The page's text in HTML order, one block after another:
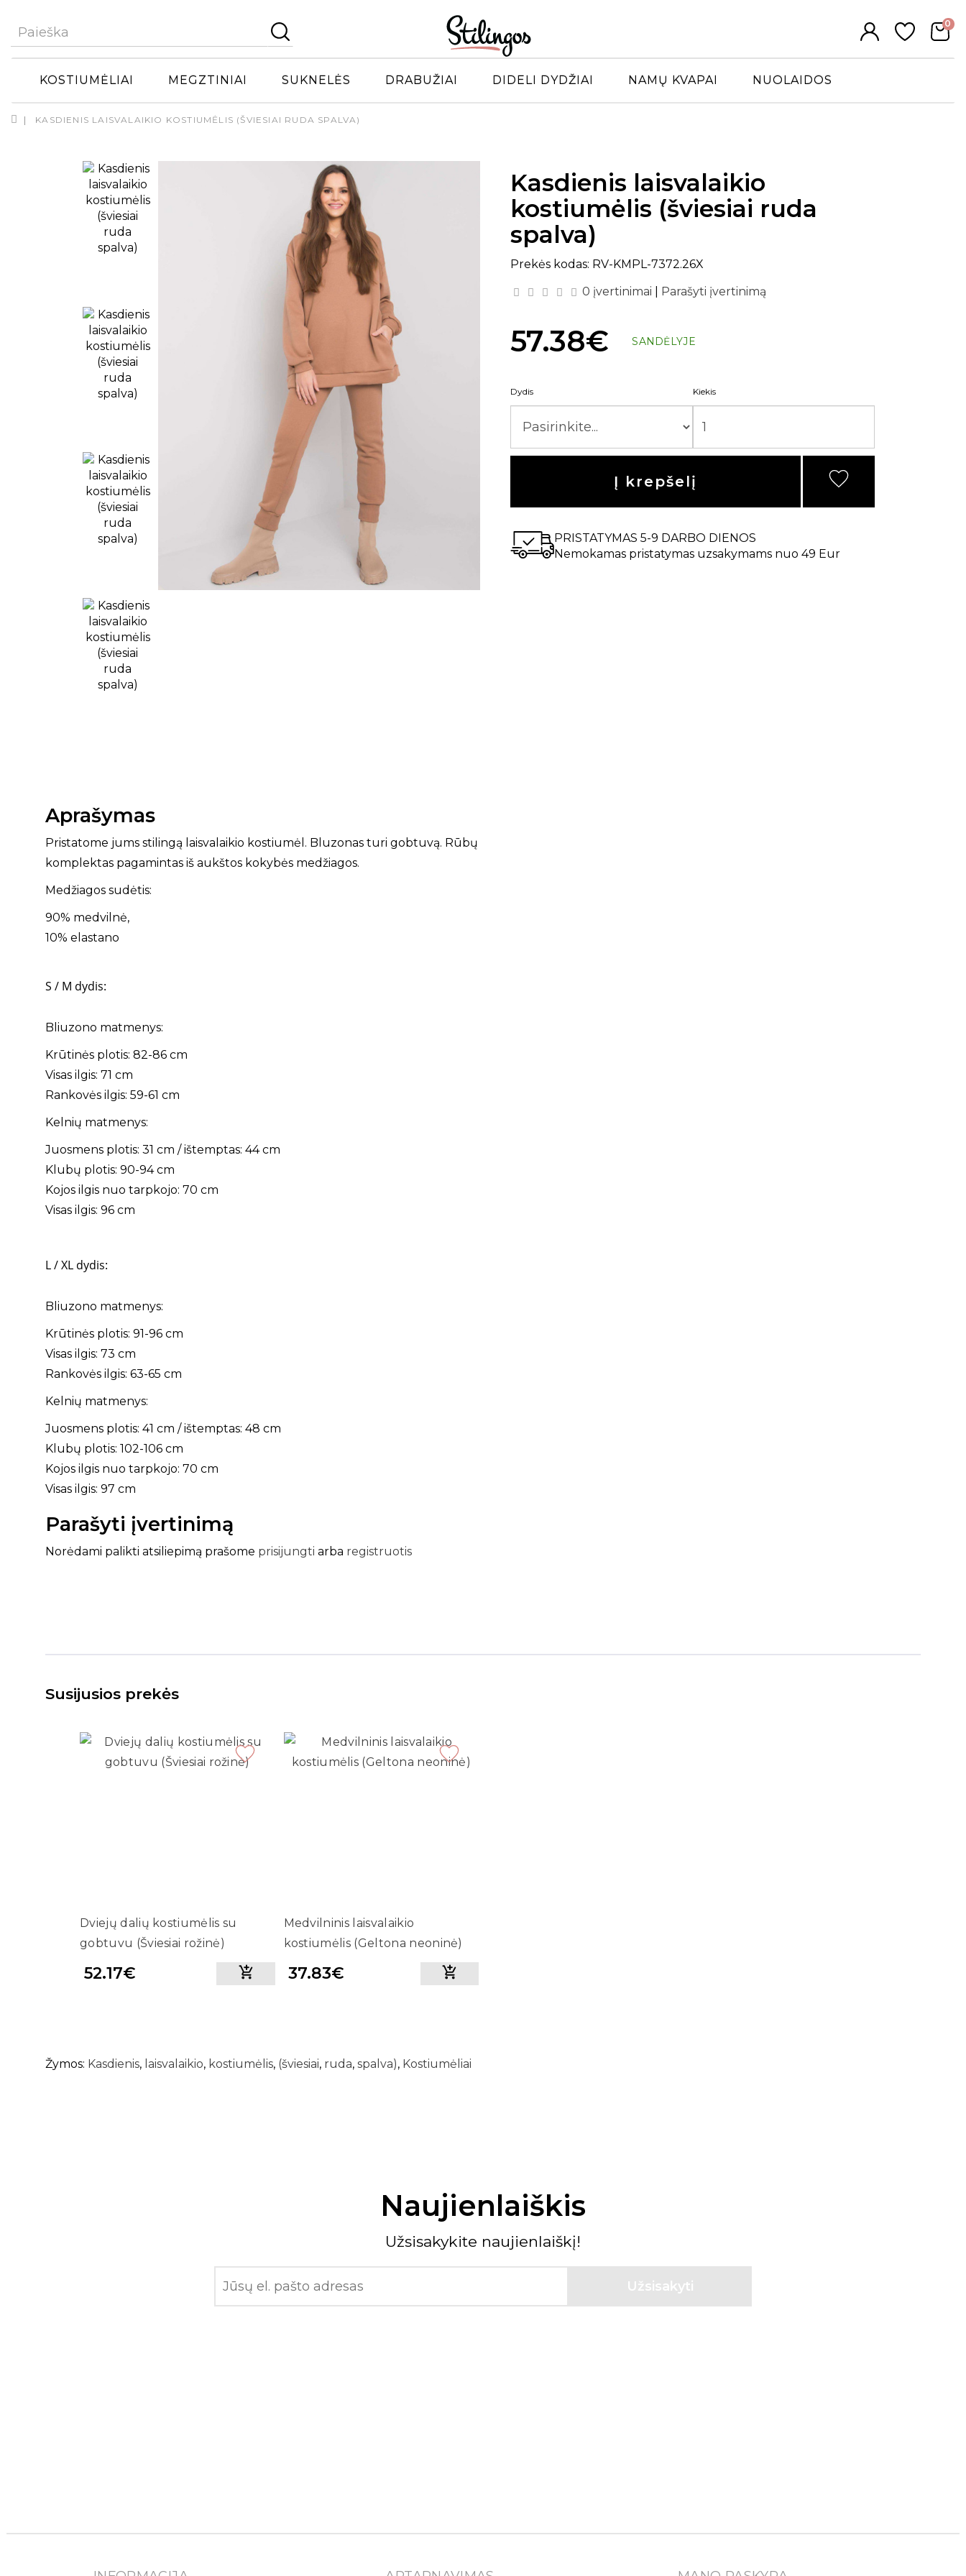
0
KOSTIUMĖLIAI MEGZTINIAI SUKNELĖS DRABUŽIAI DIDELI DYDŽIAI NAMŲ KVAPAI NUOLAIDOS
KASDIENIS LAISVALAIKIO KOSTIUMĖLIS (ŠVIESIAI RUDA SPALVA)
Kasdienis laisvalaikio
kostiumėlis (šviesiai ruda
spalva)
Prekės kodas: RV-KMPL-7372.26X
0 įvertinimai
Parašyti įvertinimą
57.38€ SANDĖLYJE
Dydis Kiekis
Į krepšelį
PRISTATYMAS 5-9 DARBO DIENOS
Nemokamas pristatymas uzsakymams nuo 49 Eur
Aprašymas
Pristatome jums stilingą laisvalaikio kostiumėl. Bluzonas turi gobtuvą. Rūbų
komplektas pagamintas iš aukštos kokybės medžiagos.
Medžiagos sudėtis:
90% medvilnė,
10% elastano
S / M dydis:
Bliuzono matmenys:
Krūtinės plotis: 82-86 cm
Visas ilgis: 71 cm
Rankovės ilgis: 59-61 cm
Kelnių matmenys:
Juosmens plotis: 31 cm / ištemptas: 44 cm
Klubų plotis: 90-94 cm
Kojos ilgis nuo tarpkojo: 70 cm
Visas ilgis: 96 cm
L / XL dydis:
Bliuzono matmenys:
Krūtinės plotis: 91-96 cm
Visas ilgis: 73 cm
Rankovės ilgis: 63-65 cm
Kelnių matmenys:
Juosmens plotis: 41 cm / ištemptas: 48 cm
Klubų plotis: 102-106 cm
Kojos ilgis nuo tarpkojo: 70 cm
Visas ilgis: 97 cm
Parašyti įvertinimą
Norėdami palikti atsiliepimą prašome prisijungti arba registruotis
Susijusios prekės
Dviejų dalių kostiumėlis su
gobtuvu (Šviesiai rožinė)
52.17€
Medvilninis laisvalaikio
kostiumėlis (Geltona neoninė)
37.83€
Žymos: Kasdienis, laisvalaikio, kostiumėlis, (šviesiai, ruda, spalva), Kostiumėliai
Naujienlaiškis
Užsisakykite naujienlaiškį!